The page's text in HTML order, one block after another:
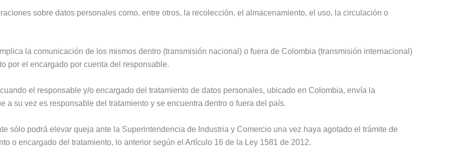
sobre datos personales como, entre otros, la recolección, el almacenamiento, el uso, la circulación o
la comunicación de los mismos dentro (transmisión nacional) o fuera de Colombia (transmisión internacional)
por el encargado por cuenta del responsable.
el responsable y/o encargado del tratamiento de datos personales, ubicado en Colombia, envía la
a su vez es responsable del tratamiento y se encuentra dentro o fuera del país.
sólo podrá elevar queja ante la Superintendencia de Industria y Comercio una vez haya agotado el trámite de
o encargado del tratamiento, lo anterior según el Artículo 16 de la Ley 1581 de 2012.